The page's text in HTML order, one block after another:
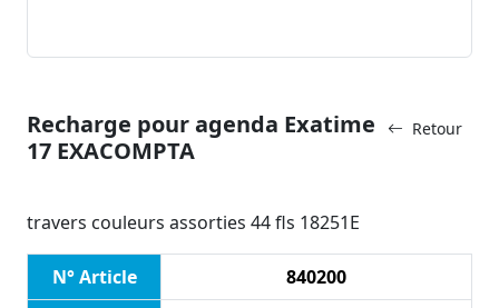
Retour
Recharge pour agenda Exatime
17 EXACOMPTA
travers couleurs assorties 44 fls 18251E
N° Article
840200